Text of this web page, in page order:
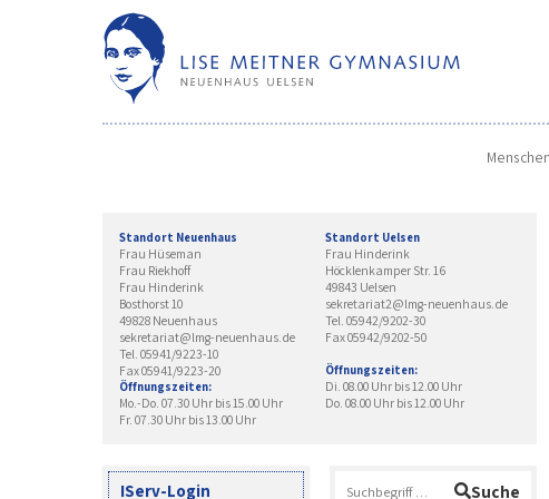
Standort Neuenhaus
Frau Hüseman
Frau Riekhoff
Frau Hinderink
Bosthorst 10
49828 Neuenhaus
sekretariat@lmg-neuenhaus.de
Tel. 05941/9223-10
Fax 05941/9223-20
Öffnungszeiten:
Mo.-Do. 07.30 Uhr bis 15.00 Uhr
Fr. 07.30 Uhr bis 13.00 Uhr
Standort Uelsen
Frau Hinderink
Höcklenkamper Str. 16
49843 Uelsen
sekretariat2@lmg-neuenhaus.de
Tel. 05942/9202-30
Fax 05942/9202-50
Öffnungszeiten:
Di. 08.00 Uhr bis 12.00 Uhr
Do. 08.00 Uhr bis 12.00 Uhr
IServ-Login
nach:
Suche